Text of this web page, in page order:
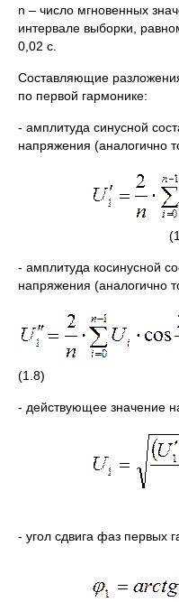
n – число мгновенных
интервале выборки,
0,02 с.
Составляющие
по первой гармонике:
- амплитуда синусной
напряжения (аналогично
- амплитуда косинусной
напряжения (аналогично
(1.8)
- действующее значение
- угол сдвига фаз первых